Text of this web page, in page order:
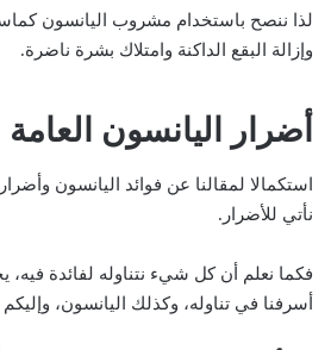
لذا ننصح باستخدام مشروب اليانسون
وإزالة البقع الداكنة وامتلاك بشرة ناضرة.
أضرار اليانسون العامة
استكمالا لمقالنا عن فوائد اليانسون
نأتي للأضرار.
فكما نعلم أن كل شيء نتناوله لفائدة فيه،
أسرفنا في تناوله، وكذلك اليانسون،